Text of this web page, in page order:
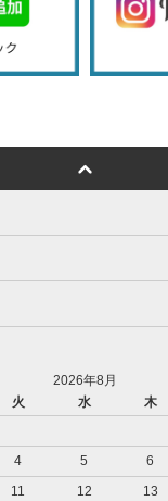
2026年8月
火 水 木
4 5 6
11 12 13